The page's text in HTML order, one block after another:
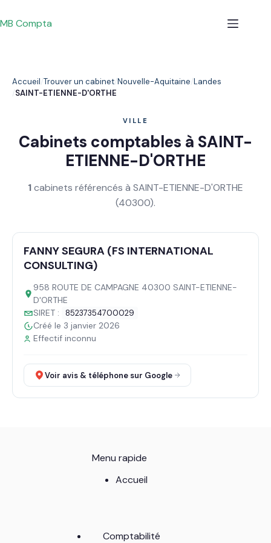
au
contenu
MB Compta
Accueil Trouver un cabinet Nouvelle-Aquitaine Landes
SAINT-ETIENNE-D'ORTHE
VILLE
Cabinets comptables à SAINT-
ETIENNE-D'ORTHE
1cabinets référencés à SAINT-ETIENNE-D'ORTHE
(40300).
FANNY SEGURA (FS INTERNATIONAL
CONSULTING)
958 ROUTE DE CAMPAGNE 40300 SAINT-ETIENNE-
D'ORTHE
SIRET :
85237354700029
Créé le 3 janvier 2026
Effectif inconnu
Voir avis & téléphone sur Google
Menu rapide
Accueil
Comptabilité